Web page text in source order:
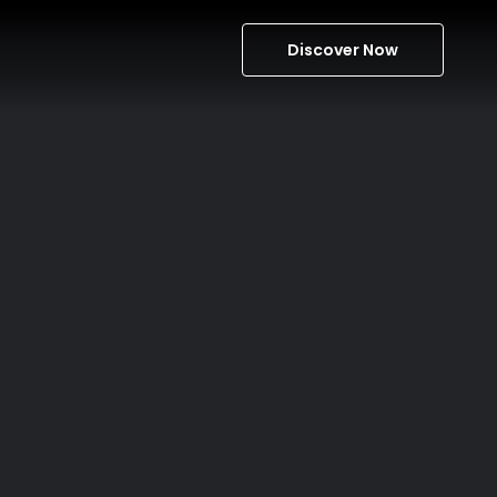
Discover Now